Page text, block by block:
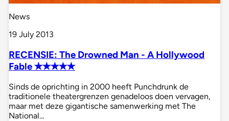
News
19 July 2013
RECENSIE: The Drowned Man - A Hollywood
Fable ✭✭✭✭✭
Sinds de oprichting in 2000 heeft Punchdrunk de
traditionele theatergrenzen genadeloos doen vervagen,
maar met deze gigantische samenwerking met The
National…